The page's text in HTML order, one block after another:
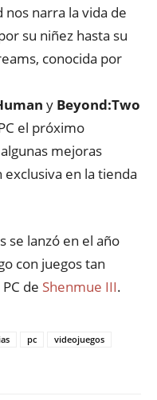
narra la vida de
su niñez hasta su
conocida por
y Beyond:Two
el próximo
mejoras
en la tienda
se lanzó en el año
con juegos tan
de Shenmue III.
pc
videojuegos